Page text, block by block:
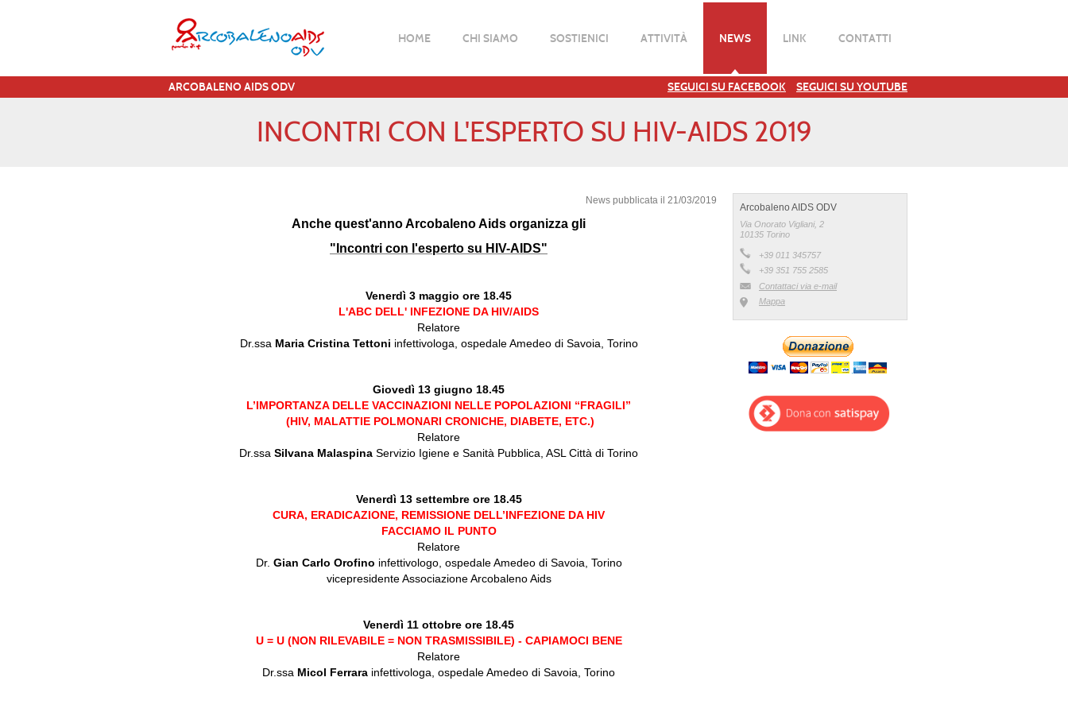
HOME CHI SIAMO SOSTIENICI ATTIVITÀ NEWS LINK CONTATTI
ARCOBALENO AIDS ODV SEGUICI SU FACEBOOK SEGUICI SU YOUTUBE
INCONTRI CON L'ESPERTO SU HIV-AIDS 2019
News pubblicata il 21/03/2019
Anche quest'anno Arcobaleno Aids organizza gli
" Incontri con l'esperto su HIV-AIDS"
Venerdì 3 maggio ore 18.45
L'ABC DELL' INFEZIONE DA HIV/AIDS
Relatore
Dr.ssa Maria Cristina Tettoni infettivologa, ospedale Amedeo di Savoia, Torino
Giovedì 13 giugno 18.45
L’IMPORTANZA DELLE VACCINAZIONI NELLE POPOLAZIONI “FRAGILI”
(HIV, MALATTIE POLMONARI CRONICHE, DIABETE, ETC.)
Relatore
Dr.ssa Silvana Malaspina Servizio Igiene e Sanità Pubblica, ASL Città di Torino
Venerdì 13 settembre ore 18.45
CURA, ERADICAZIONE, REMISSIONE DELL’INFEZIONE DA HIV
FACCIAMO IL PUNTO
Relatore
Dr. Gian Carlo Orofino infettivologo, ospedale Amedeo di Savoia, Torino
vicepresidente Associazione Arcobaleno Aids
Venerdì 11 ottobre ore 18.45
U = U (NON RILEVABILE = NON TRASMISSIBILE) - CAPIAMOCI BENE
Relatore
Dr.ssa Micol Ferrara infettivologa, ospedale Amedeo di Savoia, Torino
Arcobaleno AIDS ODV
Via Onorato Vigliani, 2
10135 Torino
+39 011 345757
+39 351 755 2585
Contattaci via e-mail
Mappa